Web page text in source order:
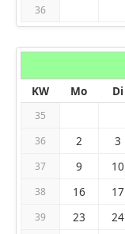
36
KW
Mo Di
35
36 2 3
37 9 10
38 16 17
39 23 24